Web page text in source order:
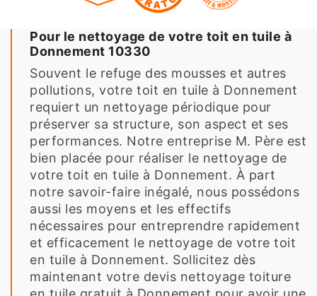
Pour le nettoyage de votre toit en tuile à
Donnement 10330
Souvent le refuge des mousses et autres
pollutions, votre toit en tuile à Donnement
requiert un nettoyage périodique pour
préserver sa structure, son aspect et ses
performances. Notre entreprise M. Père est
bien placée pour réaliser le nettoyage de
votre toit en tuile à Donnement. À part
notre savoir-faire inégalé, nous possédons
aussi les moyens et les effectifs
nécessaires pour entreprendre rapidement
et efficacement le nettoyage de votre toit
en tuile à Donnement. Sollicitez dès
maintenant votre devis nettoyage toiture